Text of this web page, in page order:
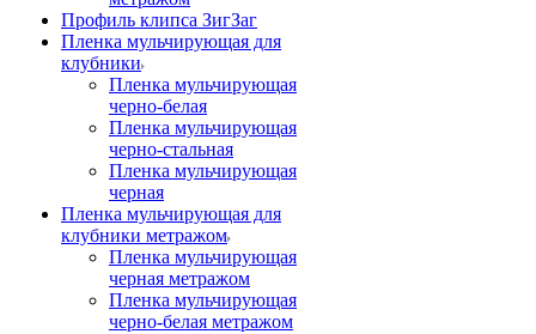
Профиль клипса ЗигЗаг
Пленка мульчирующая для
клубники
Пленка мульчирующая
черно-белая
Пленка мульчирующая
черно-стальная
Пленка мульчирующая
черная
Пленка мульчирующая для
клубники метражом
Пленка мульчирующая
черная метражом
Пленка мульчирующая
черно-белая метражом